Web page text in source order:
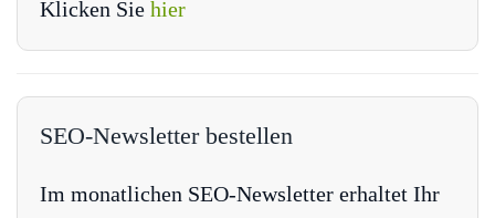
Klicken Sie hier
SEO-Newsletter bestellen
Im monatlichen SEO-Newsletter erhaltet Ihr